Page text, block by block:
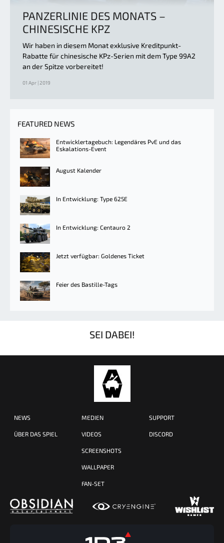
PANZERLINIE DES MONATS –
CHINESISCHE KPZ
Wir haben in diesem Monat exklusive Kreditpunkt-
Rabatte für chinesische KPz-Serien mit dem Type 99A2
an der Spitze vorbereitet!
01 Apr | 2019
FEATURED NEWS
Entwicklertagebuch: Legendäres PvE und das
Eskalations-Event
August Kalender
In Entwicklung: Type 625E
In Entwicklung: Centauro 2
Jetzt verfügbar: Goldenes Ticket
Feier des Bastille-Tags
SEI DABEI!
NEWS
ÜBER DAS SPIEL
MEDIEN
VIDEOS
SCREENSHOTS
WALLPAPER
FAN-SET
SUPPORT
DISCORD